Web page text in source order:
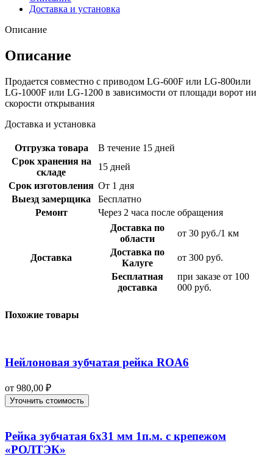
Доставка и установка
Описание
Описание
Продается совместно с приводом LG-600F или LG-800или
LG-1000F или LG-1200 в зависимости от площади ворот ии
скорости открывания
Доставка и установка
Отгрузка товара
В течение 15 дней
Срок хранения на
складе
15 дней
Срок изготовления От 1 дня
Выезд замерщика
Бесплатно
Ремонт
Через 2 часа после обращения
Доставка
Доставка по
области
от 30 руб./1 км
Доставка по
Калуге
от 300 руб.
Бесплатная
доставка
при заказе от 100
000 руб.
Похожие товары
Нейлоновая зубчатая рейка ROA6
от 980,00 ₽
Уточнить стоимость
Рейка зубчатая 6х31 мм 1п.м. с крепежом
«РОЛТЭК»